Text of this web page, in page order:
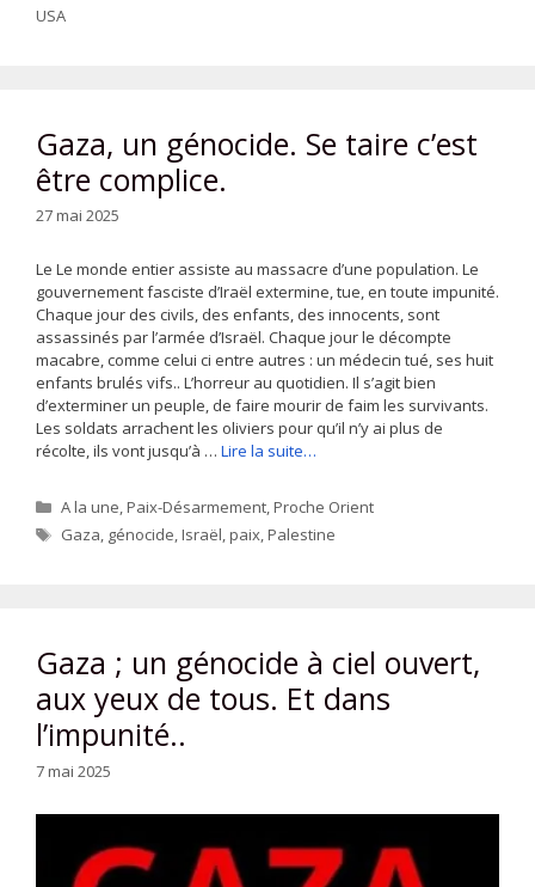
USA
Gaza, un génocide. Se taire c’est
être complice.
27 mai 2025
Le Le monde entier assiste au massacre d’une population. Le
gouvernement fasciste d’Iraël extermine, tue, en toute impunité.
Chaque jour des civils, des enfants, des innocents, sont
assassinés par l’armée d’Israël. Chaque jour le décompte
macabre, comme celui ci entre autres : un médecin tué, ses huit
enfants brulés vifs.. L’horreur au quotidien. Il s’agit bien
d’exterminer un peuple, de faire mourir de faim les survivants.
Les soldats arrachent les oliviers pour qu’il n’y ai plus de
récolte, ils vont jusqu’à … Lire la suite…
Catégories
A la une,Paix-Désarmement,Proche Orient
Étiquettes
Gaza, génocide,Israël,paix,Palestine
Gaza ; un génocide à ciel ouvert,
aux yeux de tous. Et dans
l’impunité..
7 mai 2025